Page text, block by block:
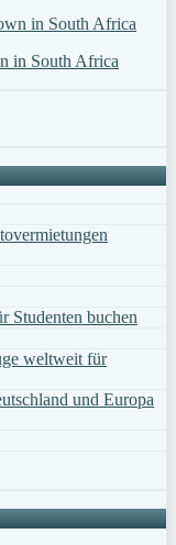
in South Africa
Studenten buchen
weltweit für
und Europa